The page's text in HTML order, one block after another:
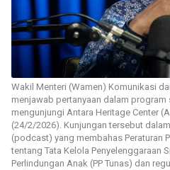
Wakil Menteri (Wamen) Komunikasi
menjawab pertanyaan dalam
mengunjungi Antara Heritage Center
(24/2/2026). Kunjungan tersebut
(podcast) yang membahas Peraturan
tentang Tata Kelola Penyelenggaraan
Perlindungan Anak (PP Tunas) dan